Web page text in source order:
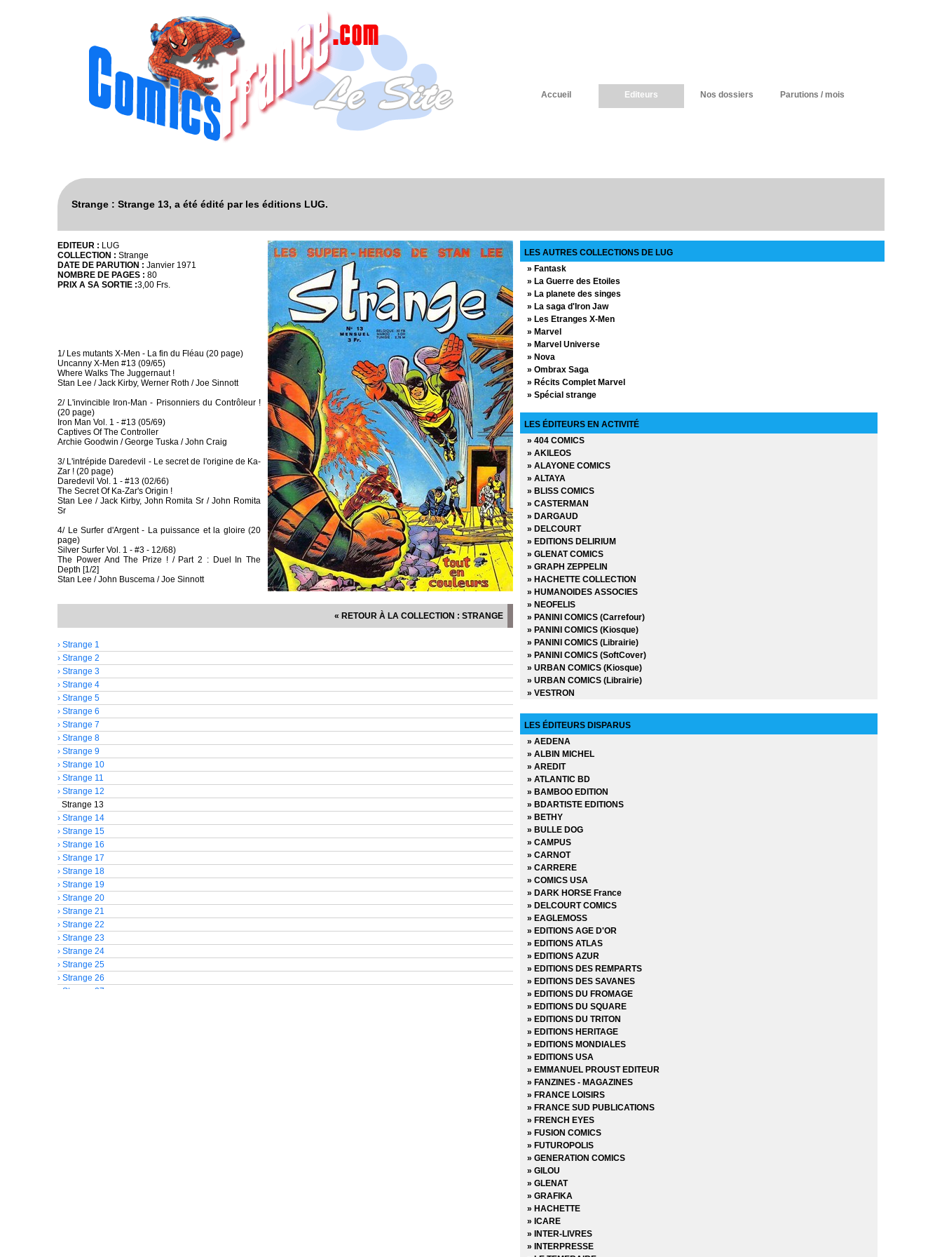
Accueil Editeurs Nos dossiers Parutions / mois
Strange : Strange 13, a été édité par les éditions LUG.
EDITEUR : LUG
COLLECTION : Strange
DATE DE PARUTION : Janvier 1971
NOMBRE DE PAGES : 80
PRIX A SA SORTIE :3,00 Frs.
1/ Les mutants X-Men - La fin du Fléau (20 page)
Uncanny X-Men #13 (09/65)
Where Walks The Juggernaut !
Stan Lee / Jack Kirby, Werner Roth / Joe Sinnott
2/ L'invincible Iron-Man - Prisonniers du Contrôleur !
(20 page)
Iron Man Vol. 1 - #13 (05/69)
Captives Of The Controller
Archie Goodwin / George Tuska / John Craig
3/ L'intrépide Daredevil - Le secret de l'origine de Ka-
Zar ! (20 page)
Daredevil Vol. 1 - #13 (02/66)
The Secret Of Ka-Zar's Origin !
Stan Lee / Jack Kirby, John Romita Sr / John Romita
Sr
4/ Le Surfer d'Argent - La puissance et la gloire (20
page)
Silver Surfer Vol. 1 - #3 - 12/68)
The Power And The Prize ! / Part 2 : Duel In The
Depth [1/2]
Stan Lee / John Buscema / Joe Sinnott
« RETOUR À LA COLLECTION : STRANGE
› Strange 1
› Strange 2
› Strange 3
› Strange 4
› Strange 5
› Strange 6
› Strange 7
› Strange 8
› Strange 9
› Strange 10
› Strange 11
› Strange 12
Strange 13
› Strange 14
› Strange 15
› Strange 16
› Strange 17
› Strange 18
› Strange 19
› Strange 20
› Strange 21
› Strange 22
› Strange 23
› Strange 24
› Strange 25
› Strange 26
› Strange 27
LES AUTRES COLLECTIONS DE LUG
» Fantask
» La Guerre des Etoiles
» La planete des singes
» La saga d'Iron Jaw
» Les Etranges X-Men
» Marvel
» Marvel Universe
» Nova
» Ombrax Saga
» Récits Complet Marvel
» Spécial strange
Strange
» Strange Spécial Origines
» Thor - Version Intégrale
» Titans
» Top BD
» Une aventure de Conan
» Une aventure de Kazar
» Une aventure de l'Araignée
» Une aventure des Fantastiques
» Une aventure des X-Men
LES ÉDITEURS EN ACTIVITÉ
» 404 COMICS
» AKILEOS
» ALAYONE COMICS
» ALTAYA
» BLISS COMICS
» CASTERMAN
» DARGAUD
» DELCOURT
» EDITIONS DELIRIUM
» GLENAT COMICS
» GRAPH ZEPPELIN
» HACHETTE COLLECTION
» HUMANOIDES ASSOCIES
» NEOFELIS
» PANINI COMICS (Carrefour)
» PANINI COMICS (Kiosque)
» PANINI COMICS (Librairie)
» PANINI COMICS (SoftCover)
» URBAN COMICS (Kiosque)
» URBAN COMICS (Librairie)
» VESTRON
LES ÉDITEURS DISPARUS
» AEDENA
» ALBIN MICHEL
» AREDIT
» ATLANTIC BD
» BAMBOO EDITION
» BDARTISTE EDITIONS
» BETHY
» BULLE DOG
» CAMPUS
» CARNOT
» CARRERE
» COMICS USA
» DARK HORSE France
» DELCOURT COMICS
» EAGLEMOSS
» EDITIONS AGE D'OR
» EDITIONS ATLAS
» EDITIONS AZUR
» EDITIONS DES REMPARTS
» EDITIONS DES SAVANES
» EDITIONS DU FROMAGE
» EDITIONS DU SQUARE
» EDITIONS DU TRITON
» EDITIONS HERITAGE
» EDITIONS MONDIALES
» EDITIONS USA
» EMMANUEL PROUST EDITEUR
» FANZINES - MAGAZINES
» FRANCE LOISIRS
» FRANCE SUD PUBLICATIONS
» FRENCH EYES
» FUSION COMICS
» FUTUROPOLIS
» GENERATION COMICS
» GILOU
» GLENAT
» GRAFIKA
» HACHETTE
» ICARE
» INTER-LIVRES
» INTERPRESSE